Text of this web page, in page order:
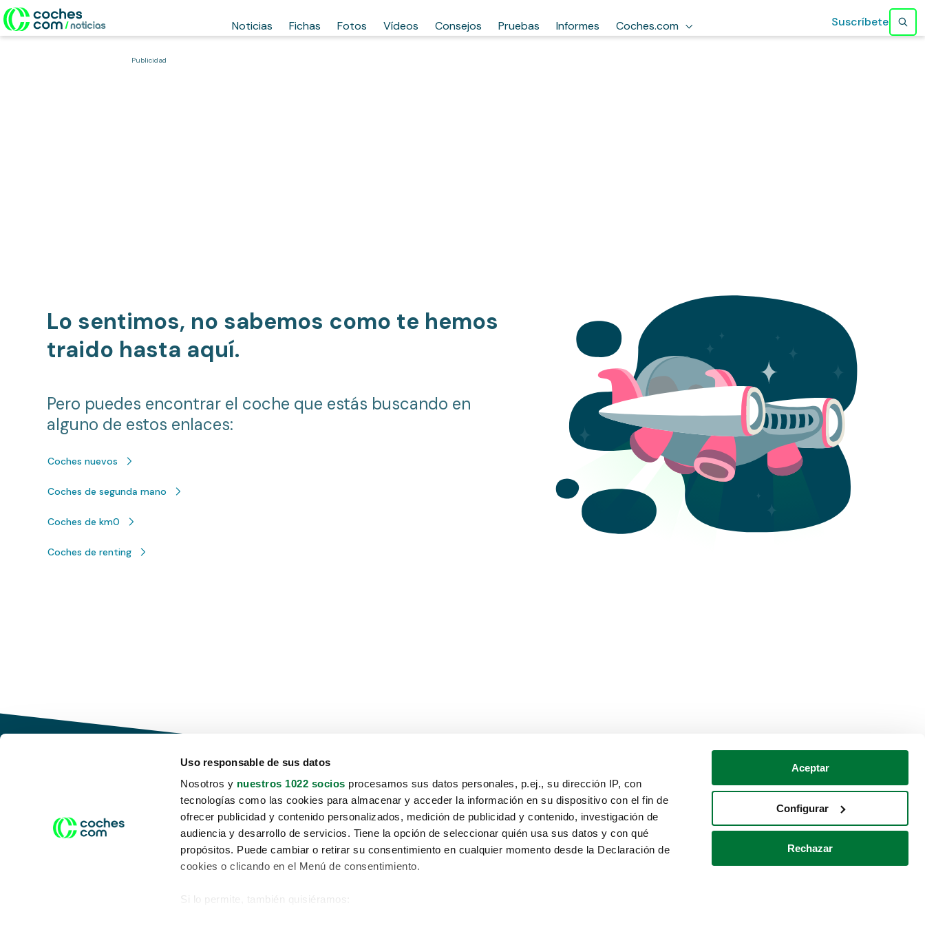
Uso responsable de sus datos
Nosotros y nuestros 1022 socios procesamos sus datos personales, p.ej., su dirección IP, con
tecnologías como las cookies para almacenar y acceder la información en su dispositivo con el fin de
ofrecer publicidad y contenido personalizados, medición de publicidad y contenido, investigación de
audiencia y desarrollo de servicios. Tiene la opción de seleccionar quién usa sus datos y con qué
propósitos. Puede cambiar o retirar su consentimiento en cualquier momento desde la Declaración de
cookies o clicando en el Menú de consentimiento.
Si lo permite, también quisiéramos:
Aceptar
Configurar
Rechazar
Noticias Fichas Fotos Vídeos Consejos Pruebas Informes Coches.com Suscríbete
Publicidad
Lo sentimos, no sabemos como te hemos
traido hasta aquí.
Pero puedes encontrar el coche que estás buscando en
alguno de estos enlaces:
Coches nuevos
Coches de segunda mano
Coches de km0
Coches de renting
Conduce tu futuro,
desata tu movilidad